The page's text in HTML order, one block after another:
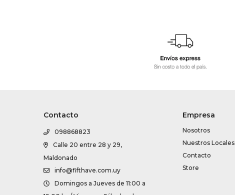
Contacto
098868823
Calle 20 entre 28 y 29,
Maldonado
info@fifthave.com.uy
Domingos a Jueves de 11:00 a
Empresa
Nosotros
Nuestros Locales
Contacto
Store